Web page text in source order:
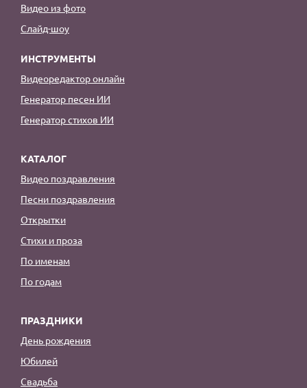
Видео из фото
Слайд-шоу
ИНСТРУМЕНТЫ
Видеоредактор онлайн
Генератор песен ИИ
Генератор стихов ИИ
КАТАЛОГ
Видео поздравления
Песни поздравления
Открытки
Стихи и проза
По именам
По годам
ПРАЗДНИКИ
День рождения
Юбилей
Свадьба